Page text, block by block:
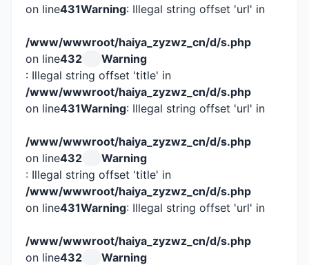
on line431Warning: Illegal string offset 'url' in
/www/wwwroot/haiya_zyzwz_cn/d/s.php
on line432
Warning
: Illegal string offset 'title' in
/www/wwwroot/haiya_zyzwz_cn/d/s.php
on line431Warning: Illegal string offset 'url' in
/www/wwwroot/haiya_zyzwz_cn/d/s.php
on line432
Warning
: Illegal string offset 'title' in
/www/wwwroot/haiya_zyzwz_cn/d/s.php
on line431Warning: Illegal string offset 'url' in
/www/wwwroot/haiya_zyzwz_cn/d/s.php
on line432
Warning